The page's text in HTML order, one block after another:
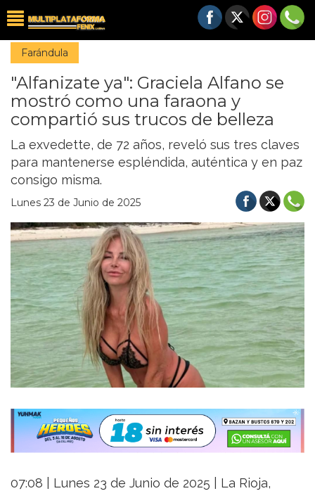
Farándula
"Alfanizate ya": Graciela Alfano se
mostró como una faraona y
compartió sus trucos de belleza
La exvedette, de 72 años, reveló sus tres claves
para mantenerse espléndida, auténtica y en paz
consigo misma.
Lunes 23 de Junio de 2025
07:08 | Lunes 23 de Junio de 2025 | La Rioja,